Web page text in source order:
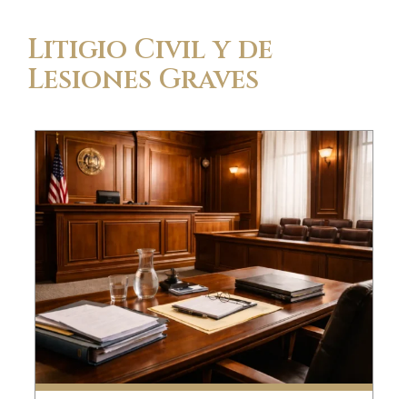
Litigio Civil y de
Lesiones Graves